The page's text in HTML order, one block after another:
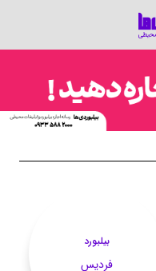
بیلبورد
فردیس